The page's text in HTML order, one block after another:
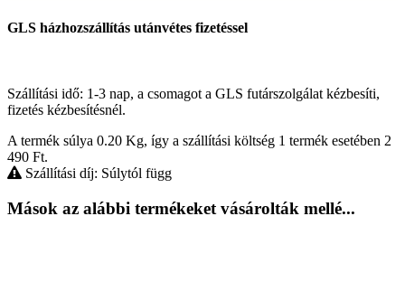
GLS házhozszállítás utánvétes fizetéssel
Szállítási idő: 1-3 nap, a csomagot a GLS futárszolgálat kézbesíti,
fizetés kézbesítésnél.
A termék súlya 0.20 Kg, így a szállítási költség 1 termék esetében 2
490 Ft.
Szállítási díj: Súlytól függ
Mások az alábbi termékeket vásárolták mellé...